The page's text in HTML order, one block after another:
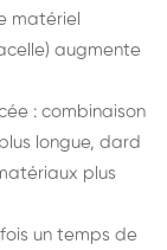
matériel
augmente
: combinaison
longue, dard
plus
un temps de